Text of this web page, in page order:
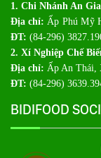
1. Chi Nhánh An
Địa chỉ: Ấp Phú Mỹ
ĐT: (84-296)
2. Xí Nghiệp Chế
Địa chỉ: Ấp An Thái,
ĐT: (84-296)
BIDIFOOD